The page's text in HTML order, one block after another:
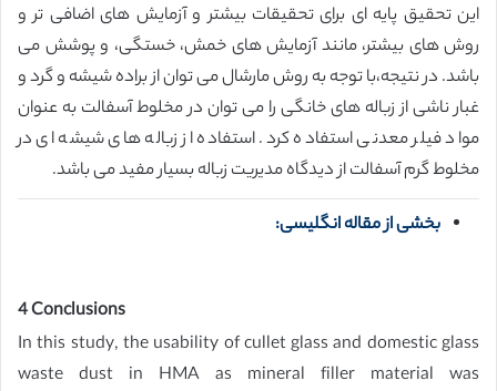
این تحقیق پایه ای برای تحقیقات بیشتر و آزمایش های اضافی تر و
روش های بیشتر، مانند آزمایش های خمش، خستگی، و پوشش می
باشد. در نتیجه،با توجه به روش مارشال می توان از براده شیشه و گرد و
غبار ناشی از زباله های خانگی را می توان در مخلوط آسفالت به عنوان
مواد فیلر معدنی استفاده کرد. استفاده از زباله های شیشه ای در
مخلوط گرم آسفالت از دیدگاه مدیریت زباله بسیار مفید می باشد.
بخشی از مقاله انگلیسی:
4 Conclusions
In this study, the usability of cullet glass and domestic glass
waste dust in HMA as mineral filler material was